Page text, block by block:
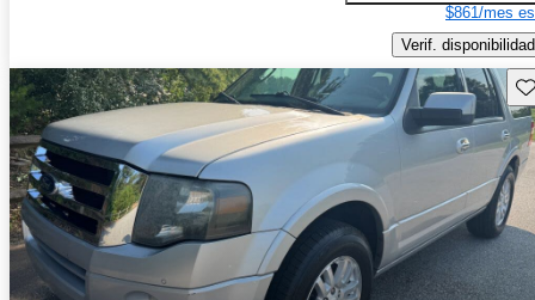
$861/mes
Verif. disponibilidad